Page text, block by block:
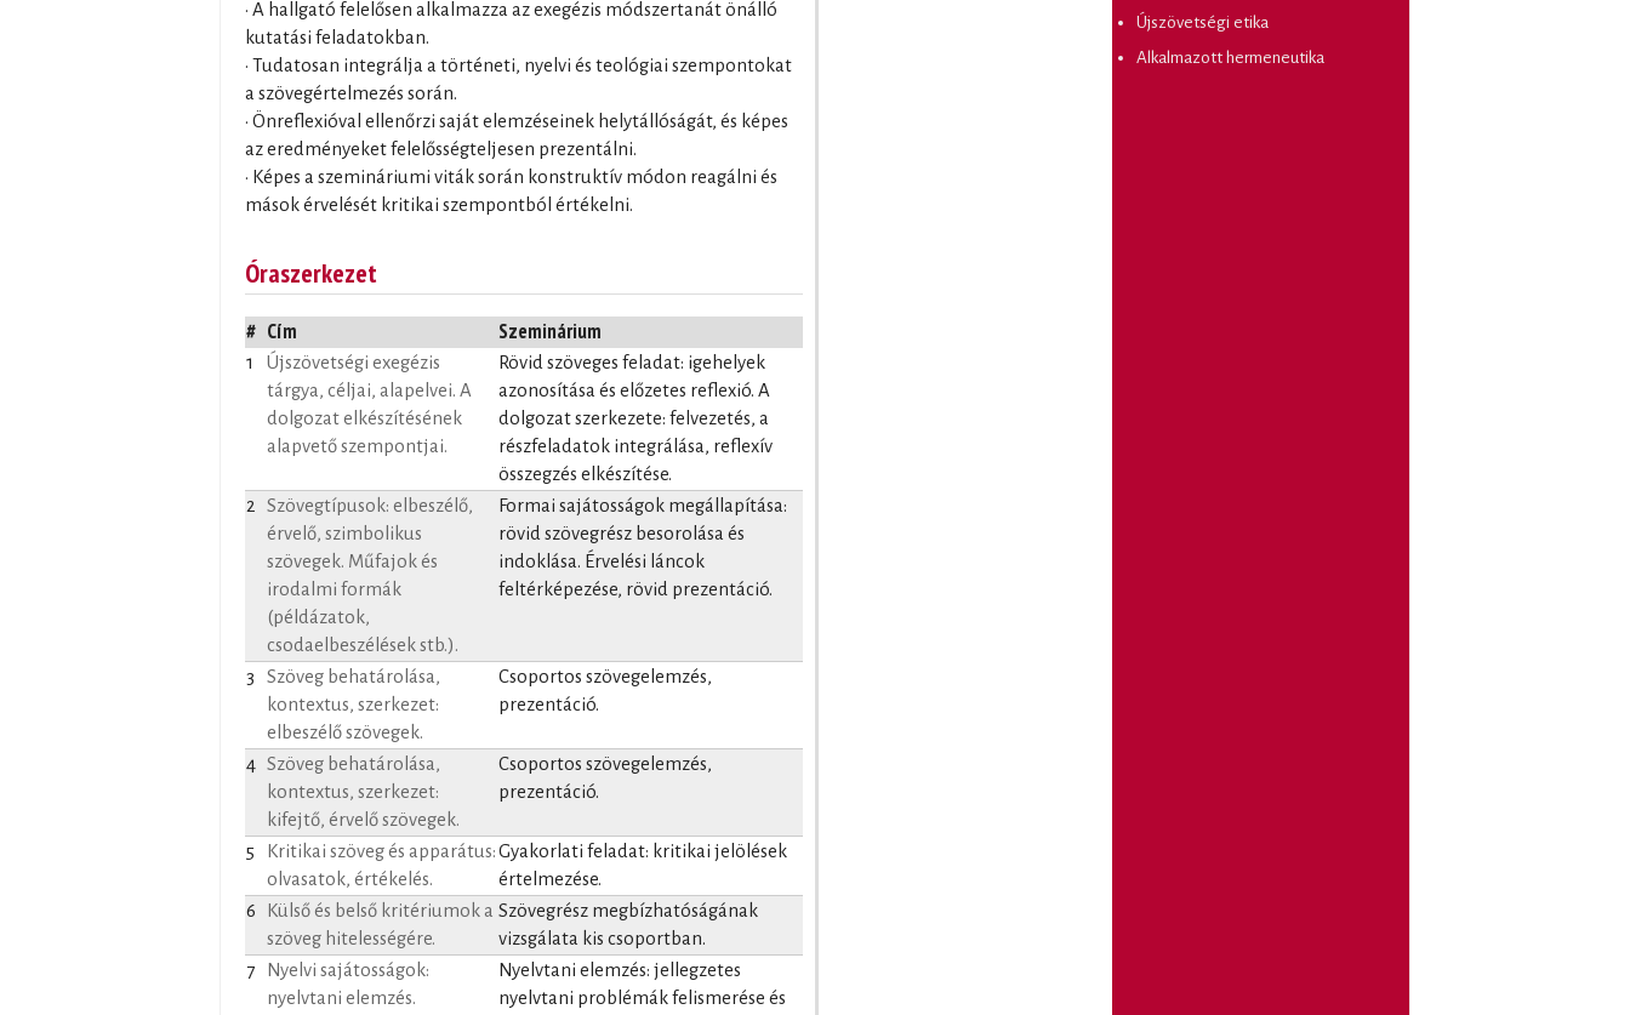
• A hallgató felelősen alkalmazza az exegézis módszertanát önálló
kutatási feladatokban.
• Tudatosan integrálja a történeti, nyelvi és teológiai szempontokat
a szövegértelmezés során.
• Önreflexióval ellenőrzi saját elemzéseinek helytállóságát, és képes
az eredményeket felelősségteljesen prezentálni.
• Képes a szemináriumi viták során konstruktív módon reagálni és
mások érvelését kritikai szempontból értékelni.
Óraszerkezet
# Cím Szeminárium
1
Újszövetségi exegézis
tárgya, céljai, alapelvei. A
dolgozat elkészítésének
alapvető szempontjai.
Rövid szöveges feladat: igehelyek
azonosítása és előzetes reflexió. A
dolgozat szerkezete: felvezetés, a
részfeladatok integrálása, reflexív
összegzés elkészítése.
2
Szövegtípusok: elbeszélő,
érvelő, szimbolikus
szövegek. Műfajok és
irodalmi formák
(példázatok,
csodaelbeszélések stb.).
Formai sajátosságok megállapítása:
rövid szövegrész besorolása és
indoklása. Érvelési láncok
feltérképezése, rövid prezentáció.
3
Szöveg behatárolása,
kontextus, szerkezet:
elbeszélő szövegek.
Csoportos szövegelemzés,
prezentáció.
4 Szöveg behatárolása,
kontextus, szerkezet:
kifejtő, érvelő szövegek.
Csoportos szövegelemzés,
prezentáció.
5
Kritikai szöveg és apparátus:
olvasatok, értékelés.
Gyakorlati feladat: kritikai jelölések
értelmezése.
6
Külső és belső kritériumok a
szöveg hitelességére.
Szövegrész megbízhatóságának
vizsgálata kis csoportban.
7
Nyelvi sajátosságok:
nyelvtani elemzés.
Nyelvtani elemzés: jellegzetes
nyelvtani problémák felismerése és
Újszövetségi etika
Alkalmazott hermeneutika